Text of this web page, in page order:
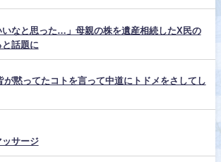
いなと思った…」母親の株を遺産相続したX民の
と話題に
が黙ってたコトを言って中道にトドメをさしてし
ッサージ